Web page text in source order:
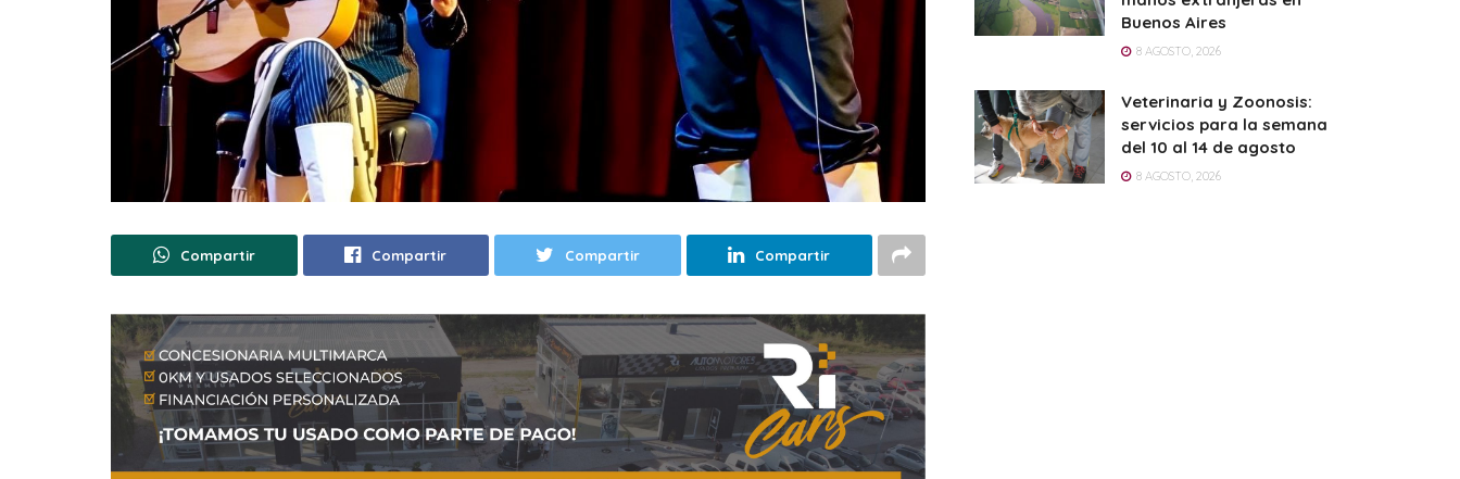
Compartir Compartir Compartir Compartir
Buenos Aires
8 AGOSTO, 2026
Veterinaria y Zoonosis:
servicios para la semana
del 10 al 14 de agosto
8 AGOSTO, 2026